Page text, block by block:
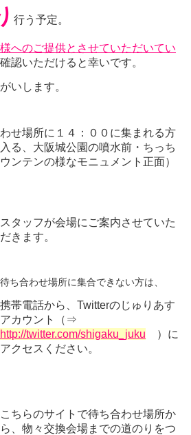
行う予定。
へのご提供とさせていただいてい
認いただけると幸いです。
いします。
せ場所に１４：００に集まれる方
る、大阪城公園の噴水前・ちっち
ンテンの様なモニュメント正面）
スタッフが会場にご案内させていた
だきます。
待ち合わせ場所に集合できない方は、
携帯電話から、Twitterのじゅりあす
アカウント（⇒
http://twitter.com/shigaku_juku ）に
アクセスください。
こちらのサイトで待ち合わせ場所か
ら、物々交換会場までの道のりをつ